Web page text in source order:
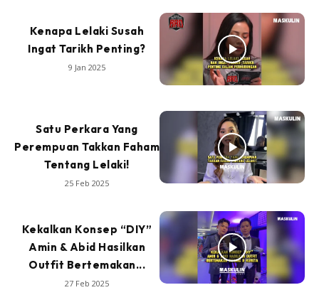
Kenapa Lelaki Susah
Ingat Tarikh Penting?
9 Jan 2025
Satu Perkara Yang
Perempuan Takkan Faham
Tentang Lelaki!
25 Feb 2025
Kekalkan Konsep “DIY”
Amin & Abid Hasilkan
Outfit Bertemakan...
27 Feb 2025